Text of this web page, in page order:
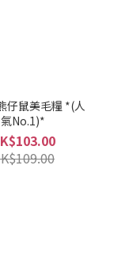
仔鼠美毛糧 *(人
氣No.1)*